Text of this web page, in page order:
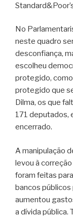
No
neste quadro
desconfiança,
escolheu
protegido,
protegido que
Dilma, os que
171 deputados,
encerrado.
A manipulação
levou à
foram feitas
bancos
aumentou
a dívida pública.